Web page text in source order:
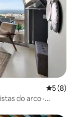
5 de
5 (8)
do arco ·